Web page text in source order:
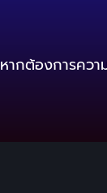
หากต้องการควา